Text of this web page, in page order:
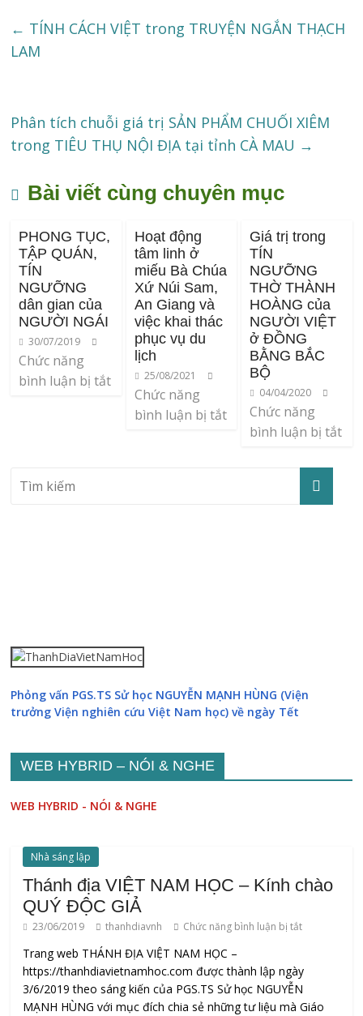
← TÍNH CÁCH VIỆT trong TRUYỆN NGẮN THẠCH
LAM
Phân tích chuỗi giá trị SẢN PHẨM CHUỐI XIÊM
trong TIÊU THỤ NỘI ĐỊA tại tỉnh CÀ MAU →
Bài viết cùng chuyên mục
PHONG TỤC,
TẬP QUÁN,
TÍN
NGƯỠNG
dân gian của
NGƯỜI NGÁI
30/07/2019
Chức năng
bình luận bị tắt
Hoạt động
tâm linh ở
miếu Bà Chúa
Xứ Núi Sam,
An Giang và
việc khai thác
phục vụ du
lịch
25/08/2021
Chức năng
bình luận bị tắt
Giá trị trong
TÍN
NGƯỠNG
THỜ THÀNH
HOÀNG của
NGƯỜI VIỆT
ở ĐỒNG
BẰNG BẮC
BỘ
04/04/2020
Chức năng
bình luận bị tắt
Phỏng vấn PGS.TS Sử học NGUYỄN MẠNH HÙNG (Viện
trưởng Viện nghiên cứu Việt Nam học) về ngày Tết
WEB HYBRID – NÓI & NGHE
WEB HYBRID - NÓI & NGHE
Nhà sáng lập
Thánh địa VIỆT NAM HỌC – Kính chào
QUÝ ĐỘC GIẢ
23/06/2019 thanhdiavnh Chức năng bình luận bị tắt
Trang web THÁNH ĐỊA VIỆT NAM HỌC –
https://thanhdiavietnamhoc.com được thành lập ngày
3/6/2019 theo sáng kiến của PGS.TS Sử học NGUYỄN
MẠNH HÙNG với mục đích chia sẻ những tư liệu mà Giáo